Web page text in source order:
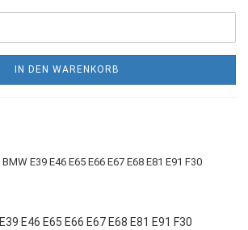
IN DEN WARENKORB
E46 E65 E66 E67 E68 E81 E91 F30